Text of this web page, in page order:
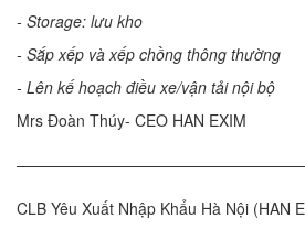
- Storage: lưu kho
- Sắp xếp và xếp chồng thông thường
- Lên kế hoạch điều xe/vận tải nội bộ
Mrs Đoàn Thúy- CEO HAN EXIM
CLB Yêu Xuất Nhập Khẩu Hà Nội (HAN